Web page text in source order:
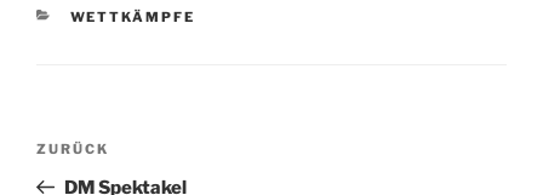
KATEGORIEN
WETTKÄMPFE
Beitragsnavigation
Vorheriger
Beitrag
ZURÜCK
DM Spektakel